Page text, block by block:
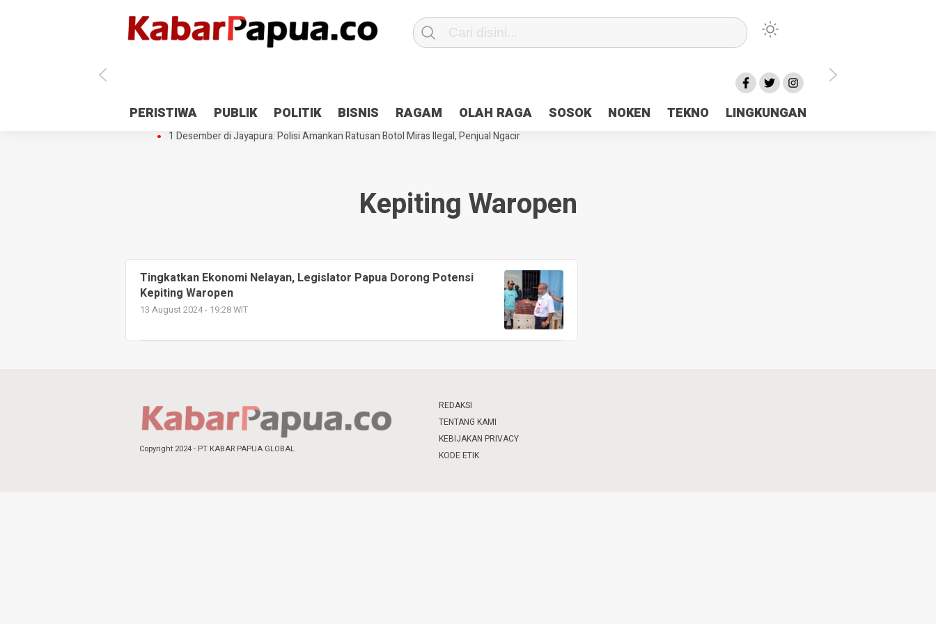
PERISTIWA PUBLIK POLITIK BISNIS RAGAM OLAH RAGA SOSOK NOKEN TEKNO LINGKUNGAN
Antisipasi 1 Desember, TNI Polri Patroli 2×24 jam di Kota Jayapura
Pesan Sejuk Polri di Deklarasi Pemilu Ceria Tanah Papua
Gedung Perpustakaan SMPN 5 Sentani Terbakar
Hibah Pilkada Jayapura Cair 10 Persen, Deposit Kas Daerah Rp23 Miliar Disorot
1 Desember di Jayapura: Polisi Amankan Ratusan Botol Miras Ilegal, Penjual Ngacir
Kepiting Waropen
Tingkatkan Ekonomi Nelayan, Legislator Papua Dorong Potensi
Kepiting Waropen
13 August 2024 - 19:28 WIT
Copyright 2024 - PT KABAR PAPUA GLOBAL
REDAKSI
TENTANG KAMI
KEBIJAKAN PRIVACY
KODE ETIK